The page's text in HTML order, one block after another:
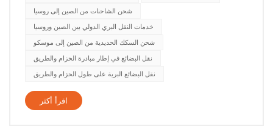
شحن الشاحنات من الصين إلى روسيا
خدمات النقل البري الدولي بين الصين وروسيا
شحن السكك الحديدية من الصين إلى موسكو
نقل البضائع في إطار مبادرة الحزام والطريق
نقل البضائع البرية على طول الحزام والطريق
اقرأ أكثر